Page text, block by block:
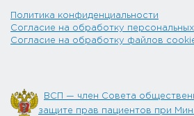
Политика конфиденциальности
Согласие на обработку
Согласие на обработку файлов
ВСП — член Совета
защите прав пациентов при